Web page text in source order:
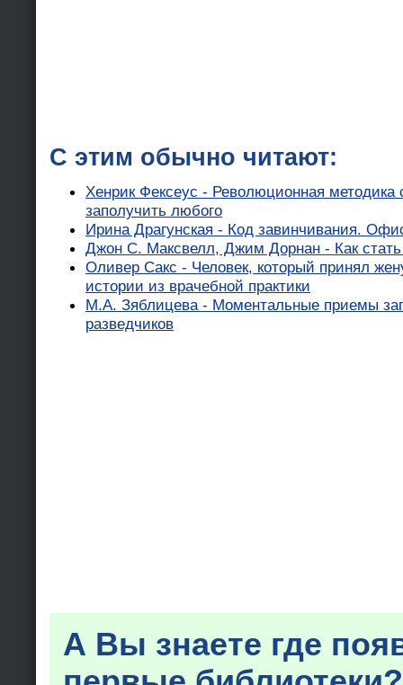
С этим обычно читают:
Хенрик Фексеус - Революционная методика
заполучить любого
Ирина Драгунская - Код завинчивания.
Джон С. Максвелл, Джим Дорнан - Как
Оливер Сакс - Человек, который принял
истории из врачебной практики
М.А. Зяблицева - Моментальные приемы
разведчиков
А Вы знаете где